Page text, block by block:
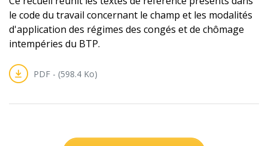
le code du travail concernant le champ et les modalités
d'application des régimes des congés et de chômage
intempéries du BTP.
PDF - (598.4 Ko)